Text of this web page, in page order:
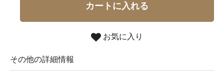
カートに入れる
お気に入り
その他の詳細情報